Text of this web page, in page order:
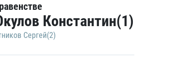
Константин(1)
Сергей(2)